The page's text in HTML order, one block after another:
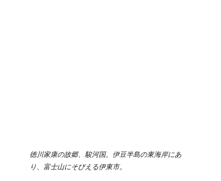
徳川家康の故郷、駿河国。伊豆半島の東海岸にあ
り、富士山にそびえる伊東市。